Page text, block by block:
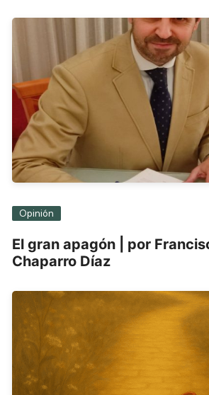
Opinión
El gran apagón | por
Chaparro Díaz